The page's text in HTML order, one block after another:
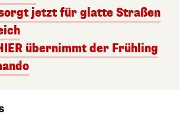
jetzt für glatte Straßen
übernimmt der Frühling